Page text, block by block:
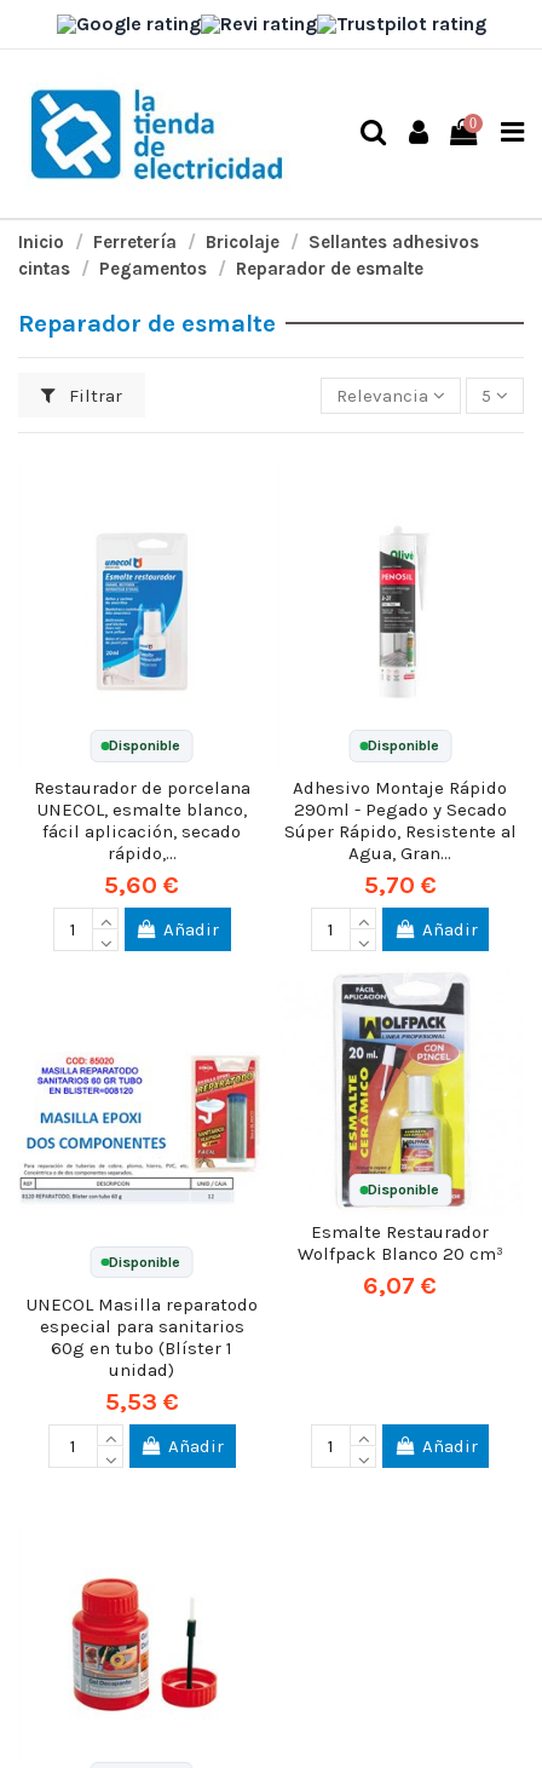
0
Inicio Ferretería Bricolaje
Sellantes adhesivos
cintas
Pegamentos Reparador de esmalte
Reparador de esmalte
Filtrar Relevancia 5
Disponible
Restaurador de porcelana
UNECOL, esmalte blanco,
fácil aplicación, secado
rápido,...
5,60 €
Añadir
Disponible
Adhesivo Montaje Rápido
290ml - Pegado y Secado
Súper Rápido, Resistente al
Agua, Gran...
5,70 €
Añadir
Disponible
UNECOL Masilla reparatodo
especial para sanitarios
60g en tubo (Blíster 1
unidad)
5,53 €
Añadir
Disponible
Esmalte Restaurador
Wolfpack Blanco 20 cm³
6,07 €
Añadir